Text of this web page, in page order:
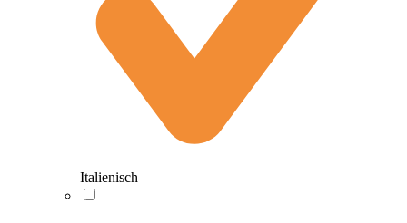
Italienisch